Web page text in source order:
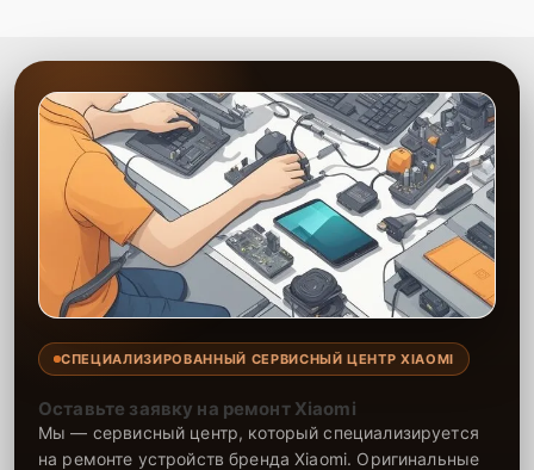
СПЕЦИАЛИЗИРОВАННЫЙ СЕРВИСНЫЙ ЦЕНТР XIAOMI
Оставьте заявку на ремонт Xiaomi
Мы — сервисный центр, который специализируется
на ремонте устройств бренда Xiaomi. Оригинальные